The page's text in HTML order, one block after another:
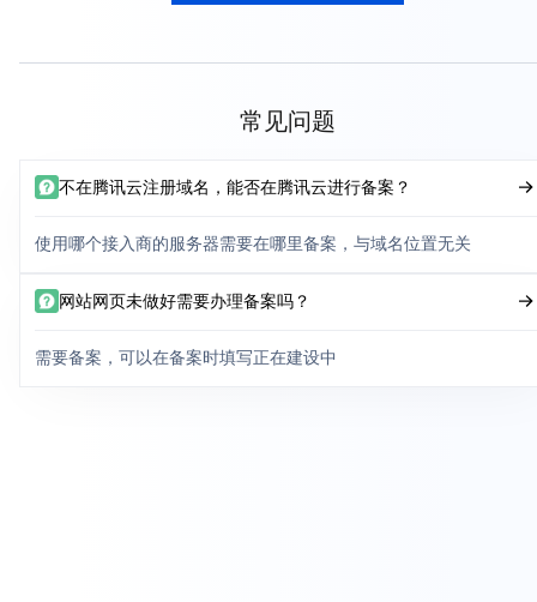
常见问题
不在腾讯云注册域名，能否在腾讯云进行备案？
使用哪个接入商的服务器需要在哪里备案，与域名位置无关
网站网页未做好需要办理备案吗？
需要备案，可以在备案时填写正在建设中